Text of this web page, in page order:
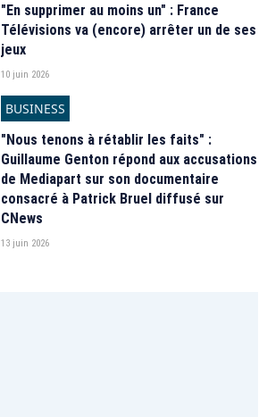
"En supprimer au moins un" : France
Télévisions va (encore) arrêter un de ses
jeux
10 juin 2026
BUSINESS
"Nous tenons à rétablir les faits" :
Guillaume Genton répond aux accusations
de Mediapart sur son documentaire
consacré à Patrick Bruel diffusé sur
CNews
13 juin 2026